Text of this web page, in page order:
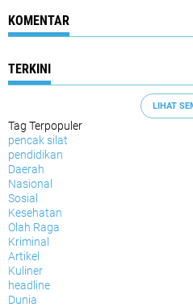
KOMENTAR
TERKINI
LIHAT
Tag Terpopuler
pencak silat
pendidikan
Daerah
Nasional
Sosial
Kesehatan
Olah Raga
Kriminal
Artikel
Kuliner
headline
Dunia